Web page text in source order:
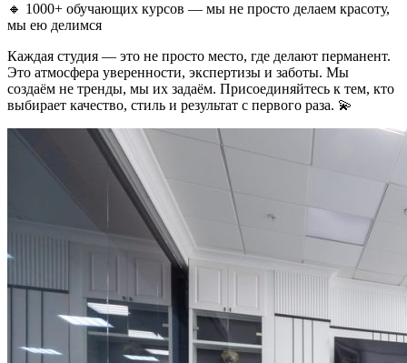
🔸 1000+ обучающих курсов — мы не просто делаем красоту,
мы ею делимся
Каждая студия — это не просто место, где делают перманент.
Это атмосфера уверенности, экспертизы и заботы. Мы
создаём не тренды, мы их задаём. Присоединяйтесь к тем, кто
выбирает качество, стиль и результат с первого раза. 💫